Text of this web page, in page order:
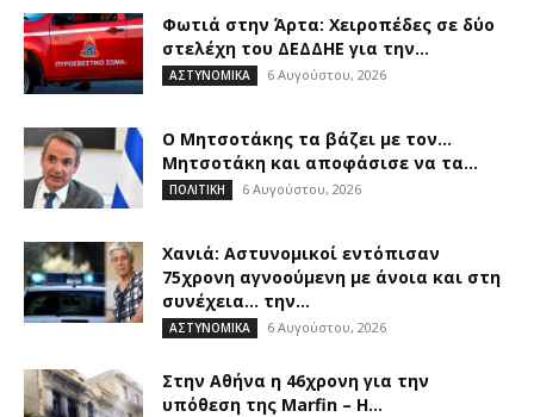
Φωτιά στην Άρτα: Χειροπέδες σε δύο
στελέχη του ΔΕΔΔΗΕ για την...
ΑΣΤΥΝΟΜΙΚΑ 6 Αυγούστου, 2026
Ο Μητσοτάκης τα βάζει με τον…
Μητσοτάκη και αποφάσισε να τα...
ΠΟΛΙΤΙΚΗ 6 Αυγούστου, 2026
Χανιά: Αστυνομικοί εντόπισαν
75χρονη αγνοούμενη με άνοια και στη
συνέχεια… την...
ΑΣΤΥΝΟΜΙΚΑ 6 Αυγούστου, 2026
Στην Αθήνα η 46χρονη για την
υπόθεση της Marfin – Η...